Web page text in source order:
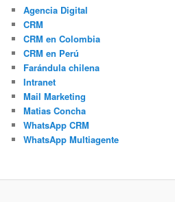
Agencia Digital
CRM
CRM en Colombia
CRM en Perú
Farándula chilena
Intranet
Mail Marketing
Matias Concha
WhatsApp CRM
WhatsApp Multiagente